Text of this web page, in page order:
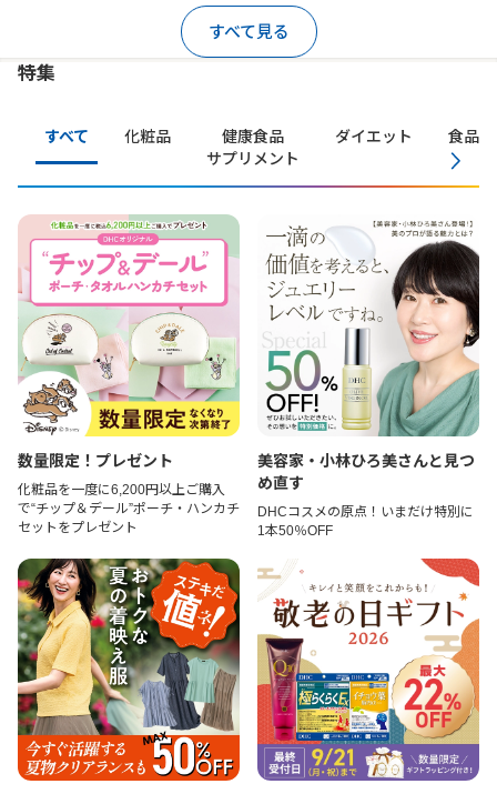
すべて見る
特集
すべて 化粧品
健康食品
サプリメント
ダイエット 食品
数量限定！プレゼント
化粧品を一度に6,200円以上ご購入
で“チップ＆デール”ポーチ・ハンカチ
セットをプレゼント
美容家・小林ひろ美さんと見つ
め直す
DHCコスメの原点！いまだけ特別に
1本50％OFF